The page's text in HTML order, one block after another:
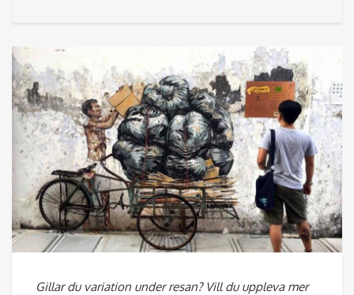
Gillar du variation under resan? Vill du uppleva mer